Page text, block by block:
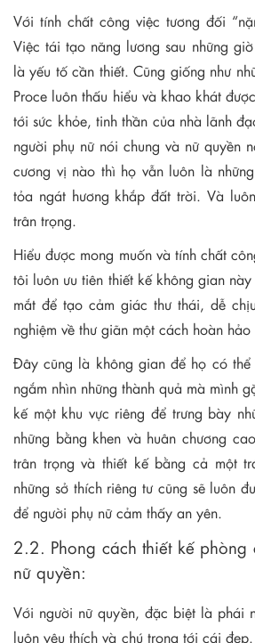
Với tính chất công việc tương đối
Việc tái tạo năng lương sau những
là yếu tố cần thiết. Cũng giống như
Proce luôn thấu hiểu và khao khát
tới sức khỏe, tinh thần của nhà lãnh
người phụ nữ nói chung và nữ quyền
cương vị nào thì họ vẫn luôn là
tỏa ngát hương khắp đất trời. Và
trân trọng.
Hiểu được mong muốn và tính chất
tôi luôn ưu tiên thiết kế không gian
mắt để tạo cảm giác thư thái, dễ
nghiệm về thư giãn một cách hoàn hảo
Đây cũng là không gian để họ có
ngắm nhìn những thành quả mà mình
kế một khu vực riêng để trưng bày
những bằng khen và huân chương
trân trọng và thiết kế bằng cả một
những sở thích riêng tư cũng sẽ luôn
để người phụ nữ cảm thấy an yên.
2.2. Phong cách thiết kế phòng
nữ quyền:
Với người nữ quyền, đặc biệt là phái
luôn yêu thích và chú trọng tới cái